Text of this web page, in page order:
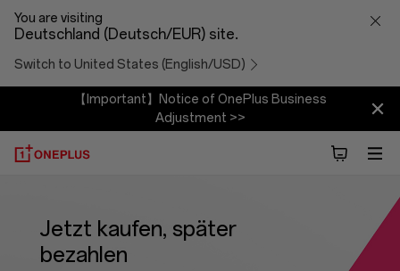
Financing
You are visiting
Deutschland (Deutsch/EUR) site.
Switch to United States (English/USD)
【Important】Notice of OnePlus Business
Adjustment >>
Jetzt kaufen, später
bezahlen